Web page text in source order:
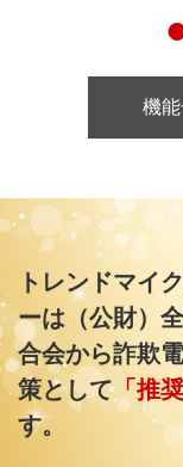
機
トレンドマイ
ーは（公財）
合会から詐欺
策として「推奨
す。